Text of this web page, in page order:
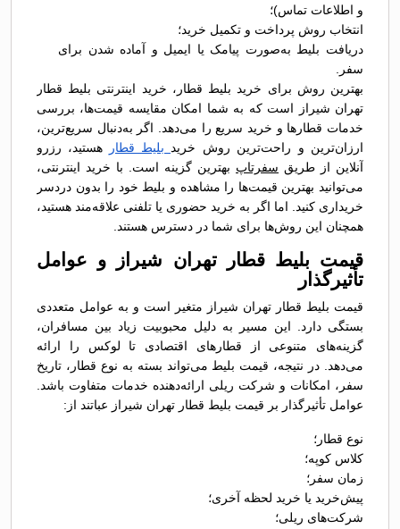
و اطلاعات تماس)؛
انتخاب روش پرداخت و تکمیل خرید؛
دریافت بلیط به‌صورت پیامک یا ایمیل و آماده شدن برای
سفر.
بهترین روش برای خرید بلیط قطار، خرید اینترنتی بلیط قطار
تهران شيراز است که به شما امکان مقایسه قیمت‌ها، بررسی
خدمات قطارها و خرید سریع را می‌دهد. اگر به‌دنبال سریع‌ترین،
ارزان‌ترین و راحت‌ترین روش خرید بلیط قطار
هستید، رزرو
آنلاین از طریق سفرتاپ بهترین گزینه است. با خرید اینترنتی،
می‌توانید بهترین قیمت‌ها را مشاهده و بلیط خود را بدون دردسر
خریداری کنید. اما اگر به خرید حضوری یا تلفنی علاقه‌مند هستید،
همچنان این روش‌ها برای شما در دسترس هستند.
قیمت بلیط قطار تهران شيراز و عوامل
تأثیرگذار
قیمت بلیط قطار تهران شيراز متغیر است و به عوامل متعددی
بستگی دارد. این مسیر به دلیل محبوبیت زیاد بین مسافران،
گزینه‌های متنوعی از قطارهای اقتصادی تا لوکس را ارائه
می‌دهد. در نتیجه، قیمت بلیط می‌تواند بسته به نوع قطار، تاریخ
سفر، امکانات و شرکت ریلی ارائه‌دهنده خدمات متفاوت باشد.
عوامل تأثیرگذار بر قیمت بلیط قطار تهران شيراز عباتند از:
نوع قطار؛
کلاس کوپه؛
زمان سفر؛
پیش‌خرید یا خرید لحظه آخری؛
شرکت‌های ریلی؛